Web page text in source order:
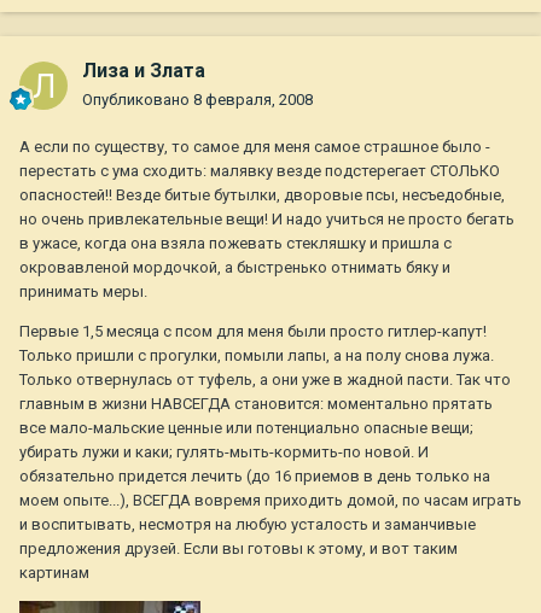
Лиза и Злата
Опубликовано 8 февраля, 2008
А если по существу, то самое для меня самое страшное было -
перестать с ума сходить: малявку везде подстерегает СТОЛЬКО
опасностей!! Везде битые бутылки, дворовые псы, несъедобные,
но очень привлекательные вещи! И надо учиться не просто бегать
в ужасе, когда она взяла пожевать стекляшку и пришла с
окровавленой мордочкой, а быстренько отнимать бяку и
принимать меры.
Первые 1,5 месяца с псом для меня были просто гитлер-капут!
Только пришли с прогулки, помыли лапы, а на полу снова лужа.
Только отвернулась от туфель, а они уже в жадной пасти. Так что
главным в жизни НАВСЕГДА становится: моментально прятать
все мало-мальские ценные или потенциально опасные вещи;
убирать лужи и каки; гулять-мыть-кормить-по новой. И
обязательно придется лечить (до 16 приемов в день только на
моем опыте...), ВСЕГДА вовремя приходить домой, по часам играть
и воспитывать, несмотря на любую усталость и заманчивые
предложения друзей. Если вы готовы к этому, и вот таким
картинам